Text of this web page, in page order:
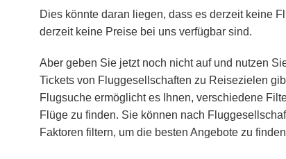
Dies könnte daran liegen, dass es derzeit keine
derzeit keine Preise bei uns verfügbar sind.
Aber geben Sie jetzt noch nicht auf und nutzen
Tickets von Fluggesellschaften zu Reisezielen
Flugsuche ermöglicht es Ihnen, verschiedene
Flüge zu finden. Sie können nach
Faktoren filtern, um die besten Angebote zu